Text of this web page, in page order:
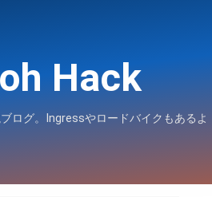
Hack
ログ。Ingressやロードバイクもあるよ